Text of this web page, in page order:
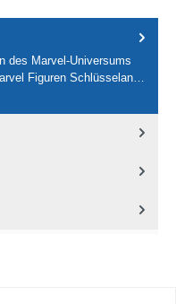
des Marvel-Universums
Figuren Schlüsselan…